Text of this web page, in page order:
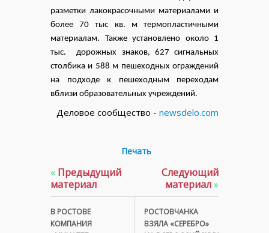
разметки лакокрасочными материалами и
более 70 тыс кв. м термопластичными
материалам. Также установлено около 1
тыс.
дорожных знаков, 627 сигнальных
столбика и 588 м пешеходных ограждений
на подходе к пешеходным переходам
вблизи образовательных учреждений.
Деловое сообщество - newsdelo.com
Печать
« Предыдущий
материал
В РОСТОВЕ
КОМПАНИЯ
Следующий
материал»
РОСТОВЧАНКА
ВЗЯЛА «СЕРЕБРО»